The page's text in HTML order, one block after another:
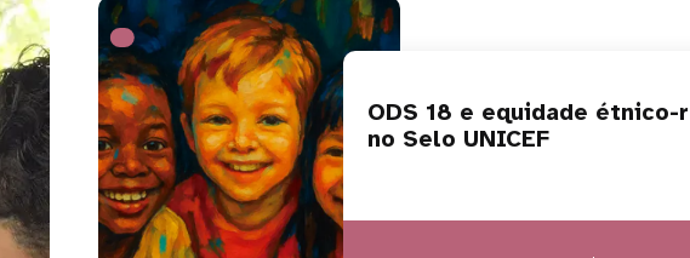
ODS 18 e equidade étnico-
no Selo UNICEF